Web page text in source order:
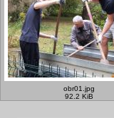
obr01.jpg
92.2 KiB